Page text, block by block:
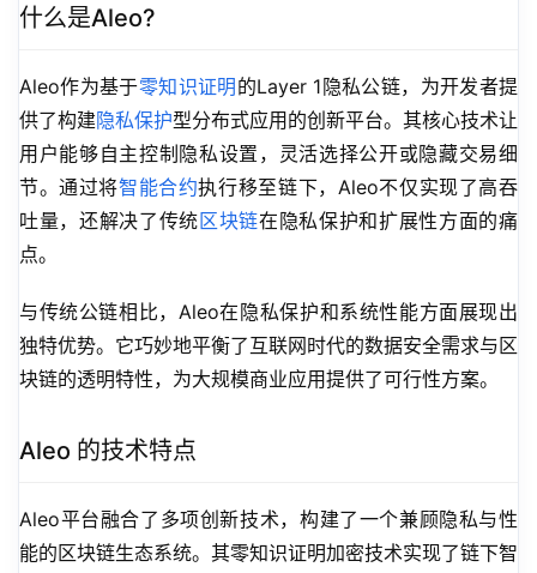
什么是Aleo?
Aleo作为基于零知识证明 的Layer 1隐私公链，为开发者提
供了构建隐私保护型分布式应用的创新平台。其核心技术让
用户能够自主控制隐私设置，灵活选择公开或隐藏交易细
节。通过将智能合约执行移至链下，Aleo不仅实现了高吞
吐量，还解决了传统区块链在隐私保护和扩展性方面的痛
点。
与传统公链相比，Aleo在隐私保护和系统性能方面展现出
独特优势。它巧妙地平衡了互联网时代的数据安全需求与区
块链的透明特性，为大规模商业应用提供了可行性方案。
Aleo 的技术特点
Aleo平台融合了多项创新技术，构建了一个兼顾隐私与性
能的区块链生态系统。其零知识证明加密技术实现了链下智